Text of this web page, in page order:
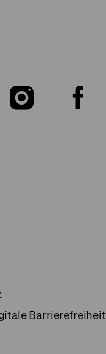
Zu
Zu
Barrierefreiheit